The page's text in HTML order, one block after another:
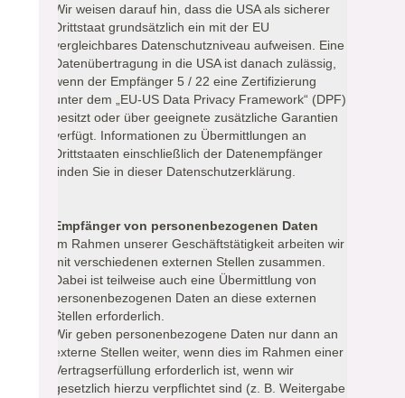
Wir weisen darauf hin, dass die USA als sicherer
Drittstaat grundsätzlich ein mit der EU
vergleichbares Datenschutzniveau aufweisen. Eine
Datenübertragung in die USA ist danach zulässig,
wenn der Empfänger 5 / 22 eine Zertifizierung
unter dem „EU-US Data Privacy Framework“ (DPF)
besitzt oder über geeignete zusätzliche Garantien
verfügt. Informationen zu Übermittlungen an
Drittstaaten einschließlich der Datenempfänger
finden Sie in dieser Datenschutzerklärung.
Empfänger von personenbezogenen Daten
Im Rahmen unserer Geschäftstätigkeit arbeiten wir
mit verschiedenen externen Stellen zusammen.
Dabei ist teilweise auch eine Übermittlung von
personenbezogenen Daten an diese externen
Stellen erforderlich.
Wir geben personenbezogene Daten nur dann an
externe Stellen weiter, wenn dies im Rahmen einer
Vertragserfüllung erforderlich ist, wenn wir
gesetzlich hierzu verpflichtet sind (z. B. Weitergabe